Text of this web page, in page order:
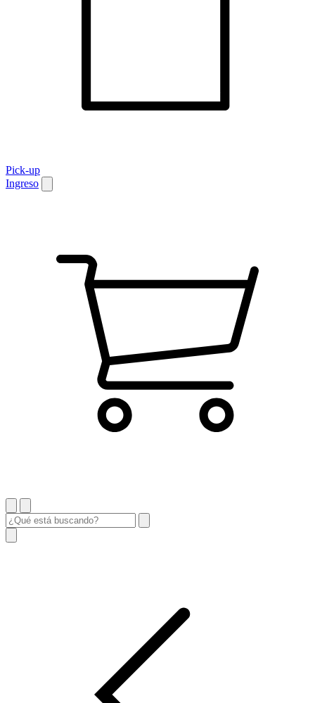
Pick-up
Ingreso